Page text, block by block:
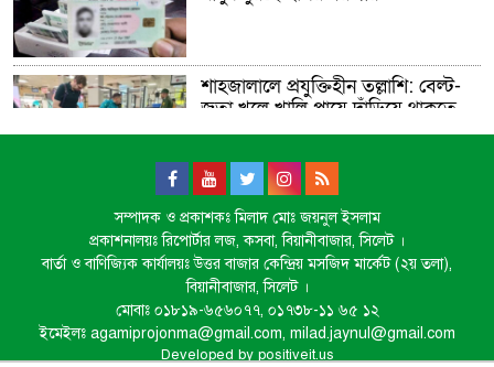
শাহজালালে প্রযুক্তিহীন তল্লাশি: বেল্ট-
জুতা খুলে খালি পায়ে দাঁড়িয়ে থাকতে
হয় যাত্রীদের
একের পর এক অনুষ্ঠানে হট্টগোল,
নেপথ্যে কী
পিকআপসহ তিনজনকে ধরল সিলেট
র‌্যাব
সম্পাদক ও প্রকাশকঃ মিলাদ মোঃ জয়নুল ইসলাম
প্রকাশনালয়ঃ রিপোর্টার লজ, কসবা, বিয়ানীবাজার, সিলেট ।
বার্তা ও বাণিজ্যিক কার্যালয়ঃ উত্তর বাজার কেন্দ্রিয় মসজিদ মার্কেট (২য় তলা),
বিয়ানীবাজার, সিলেট ।
মোবাঃ ০১৮১৯-৬৫৬০৭৭, ০১৭৩৮-১১ ৬৫ ১২
ইমেইলঃ agamiprojonma@gmail.com, milad.jaynul@gmail.com
Developed by positiveit.us